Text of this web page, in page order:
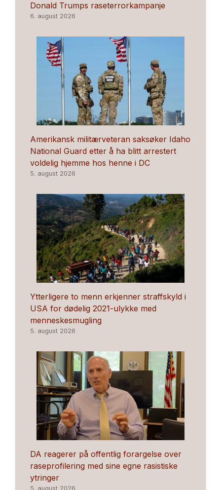
Donald Trumps raseterrorkampanje
6. august 2026
Amerikansk militærveteran saksøker Idaho
National Guard etter å ha blitt arrestert
voldelig hjemme hos henne i DC
5. august 2026
Ytterligere to menn erkjenner straffskyld i
USA for dødelig 2021-ulykke med
menneskesmugling
5. august 2026
DA reagerer på offentlig forargelse over
raseprofilering med sine egne rasistiske
ytringer
5. august 2026